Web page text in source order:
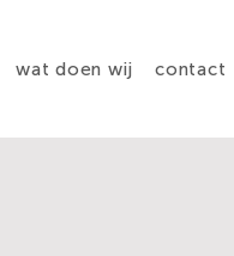
wat doen wij contact